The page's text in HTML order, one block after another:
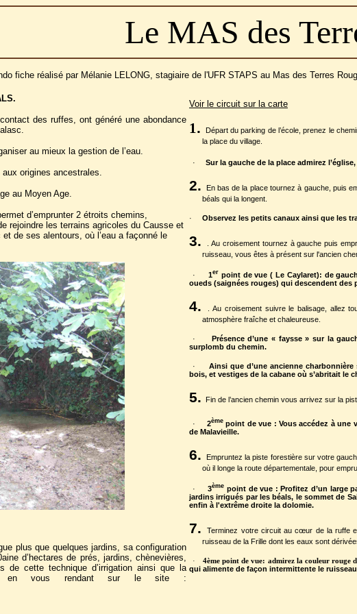
Le MAS des
fiche réalisé par Mélanie LELONG, stagiaire de l'UFR STAPS au Mas des Terres
des ruffes, ont généré une abondance
au mieux la gestion de l’eau.
aux origines ancestrales.
au Moyen Age.
d’emprunter 2 étroits chemins,
rejoindre les terrains agricoles du Causse et
de ses alentours, où l’eau a façonné le
plus que quelques jardins, sa configuration
d’hectares de prés, jardins, chènevières,
cette technique d’irrigation ainsi que la
en vous rendant sur le site :
Voir le circuit sur la carte
1.
Départ du parking de l’école, prenez le
la place du village.
· Sur la gauche de la place admirez
2.
En bas de la place tournez à gauche, puis
béals qui la longent.
· Observez les petits canaux ainsi que les
3.
. Au croisement tournez à gauche puis
ruisseau, vous êtes à présent sur l'ancien
· 1er point de vue ( Le Caylaret): de
oueds (saignées rouges) qui descendent des
4.
. Au croisement suivre le balisage, allez
atmosphère fraîche et chaleureuse.
·
Présence d’une « faysse » sur la
surplomb du chemin.
·
Ainsi que d’une ancienne
bois, et vestiges de la cabane où s’abritait le
5. Fin de l’ancien chemin vous arrivez sur la
· 2ème point de vue : Vous accédez à une
de Malavieille.
6.
Empruntez la piste forestière sur votre
où il longe la route départementale, pour
· 3ème point de vue : Profitez d’un large
jardins irrigués par les béals, le sommet de
enfin à l'extrême droite la dolomie.
7.
Terminez votre circuit au cœur de la ruffe
ruisseau de la Frille dont les eaux sont
· 4ème point de vue: admirez la couleur rouge
qui alimente de façon intermittente le